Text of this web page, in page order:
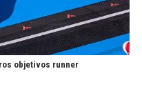
objetivos runner